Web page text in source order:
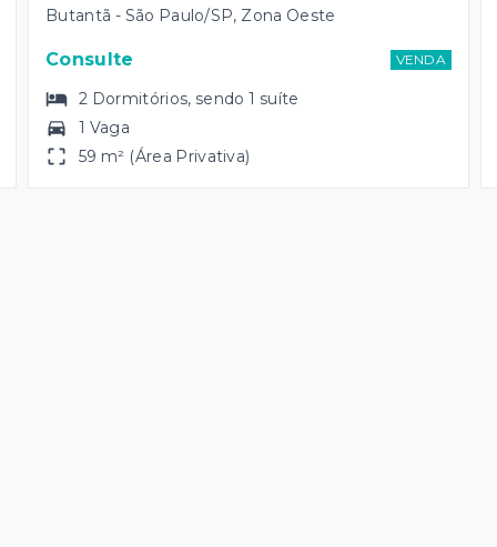
Butantã - São Paulo/SP, Zona Oeste
Consulte VENDA
2 Dormitórios, sendo1 suíte
1 Vaga
59 m² (Área Privativa)